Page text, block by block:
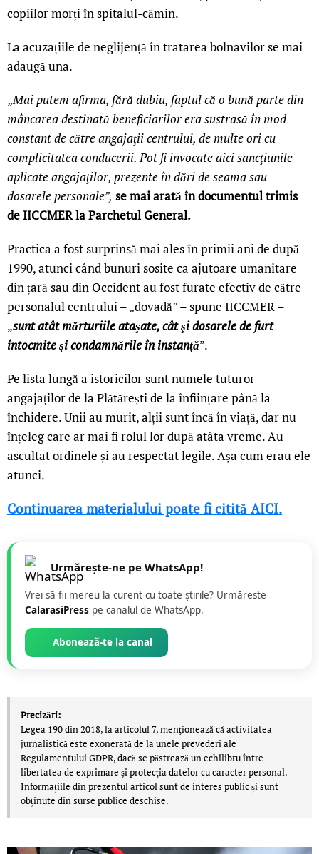
copiilor morți în spitalul-cămin.
La acuzațiile de neglijență în tratarea bolnavilor se mai
adaugă una.
„Mai putem afirma, fără dubiu, faptul că o bună parte din
mâncarea destinată beneficiarilor era sustrasă în mod
constant de către angajaţii centrului, de multe ori cu
complicitatea conducerii. Pot fi invocate aici sancţiunile
aplicate angajaţilor, prezente în dări de seama sau
dosarele personale”, se mai arată în documentul trimis
de IICCMER la Parchetul General.
Practica a fost surprinsă mai ales în primii ani de după
1990, atunci când bunuri sosite ca ajutoare umanitare
din țară sau din Occident au fost furate efectiv de către
personalul centrului – „dovadă” – spune IICCMER –
„sunt atât mărturiile ataşate, cât şi dosarele de furt
întocmite şi condamnările în instanţă”.
Pe lista lungă a istoricilor sunt numele tuturor
angajaților de la Plătărești de la înființare până la
închidere. Unii au murit, alții sunt încă în viață, dar nu
înțeleg care ar mai fi rolul lor după atâta vreme. Au
ascultat ordinele și au respectat legile. Așa cum erau ele
atunci.
Continuarea materialului poate fi citită AICI.
Urmărește-ne pe WhatsApp!
Vrei să fii mereu la curent cu toate știrile? Urmăreste
CalarasiPress pe canalul de WhatsApp.
Abonează-te la canal
Precizări:
Legea 190 din 2018, la articolul 7, menţionează că activitatea
jurnalistică este exonerată de la unele prevederi ale
Regulamentului GDPR, dacă se păstrează un echilibru între
libertatea de exprimare şi protecţia datelor cu caracter personal.
Informațiile din prezentul articol sunt de interes public și sunt
obținute din surse publice deschise.